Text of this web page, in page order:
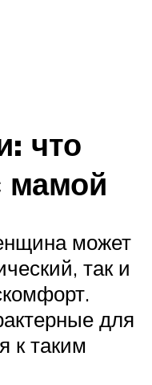
что
мамой
может
так и
для
к таким